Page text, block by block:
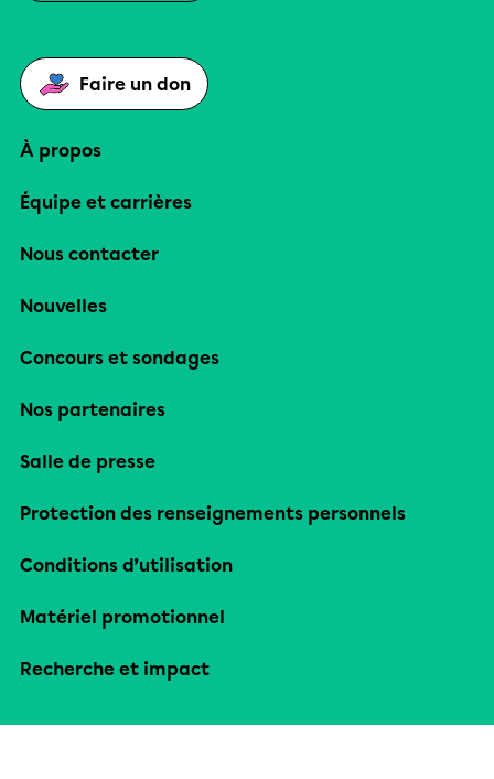
Faire un don
À propos
Équipe et carrières
Nous contacter
Nouvelles
Concours et sondages
Nos partenaires
Salle de presse
Protection des renseignements personnels
Conditions d’utilisation
Matériel promotionnel
Recherche et impact